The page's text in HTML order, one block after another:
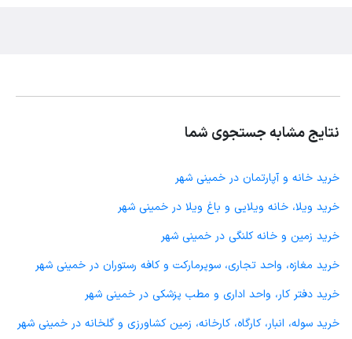
نتایج مشابه جستجوی شما
خرید خانه و آپارتمان در خمینی شهر
خرید ویلا، خانه ویلایی و باغ ویلا در خمینی شهر
خرید زمین و خانه کلنگی در خمینی شهر
خرید مغازه، واحد تجاری، سوپرمارکت و کافه رستوران در خمینی شهر
خرید دفتر کار، واحد اداری و مطب پزشکی در خمینی شهر
خرید سوله، انبار، کارگاه، کارخانه، زمین کشاورزی و گلخانه در خمینی شهر